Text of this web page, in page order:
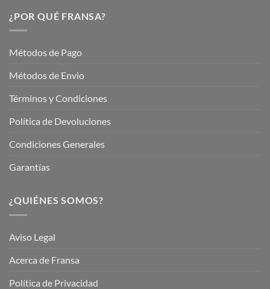
¿POR QUÉ FRANSA?
Métodos de Pago
Métodos de Envio
Términos y Condiciones
Política de Devoluciones
Condiciones Generales
Garantías
¿QUIÉNES SOMOS?
Aviso Legal
Acerca de Fransa
Política de Privacidad